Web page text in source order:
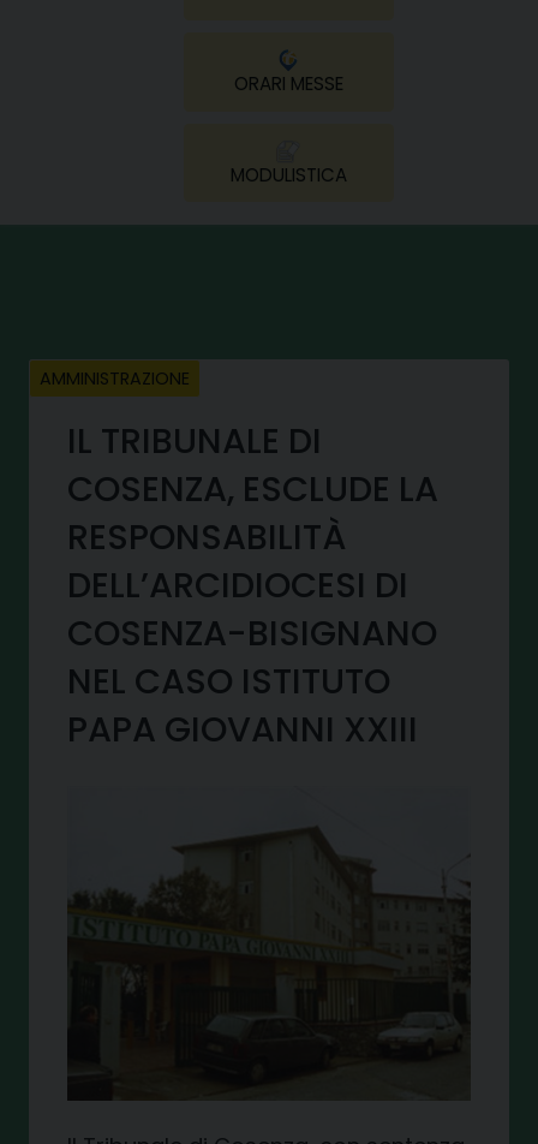
ORARI MESSE
MODULISTICA
AMMINISTRAZIONE
IL TRIBUNALE DI
COSENZA, ESCLUDE LA
RESPONSABILITÀ
DELL’ARCIDIOCESI DI
COSENZA-BISIGNANO
NEL CASO ISTITUTO
PAPA GIOVANNI XXIII